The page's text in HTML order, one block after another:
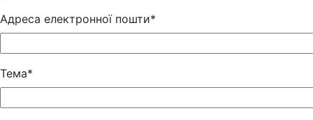
Адреса електронної пошти*
Тема*